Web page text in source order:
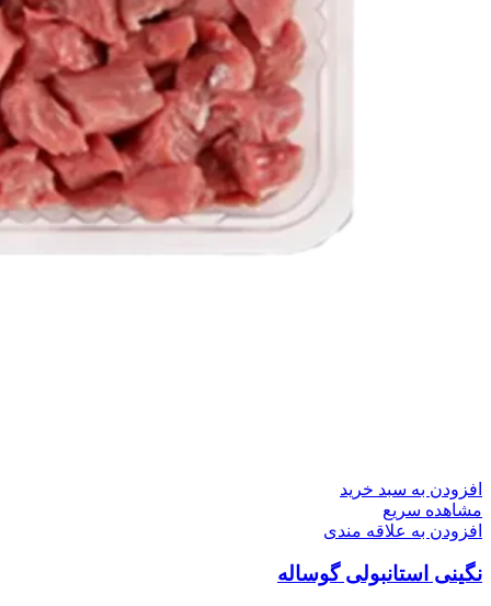
افزودن به سبد خرید
مشاهده سریع
افزودن به علاقه مندی
نگینی استانبولی گوساله